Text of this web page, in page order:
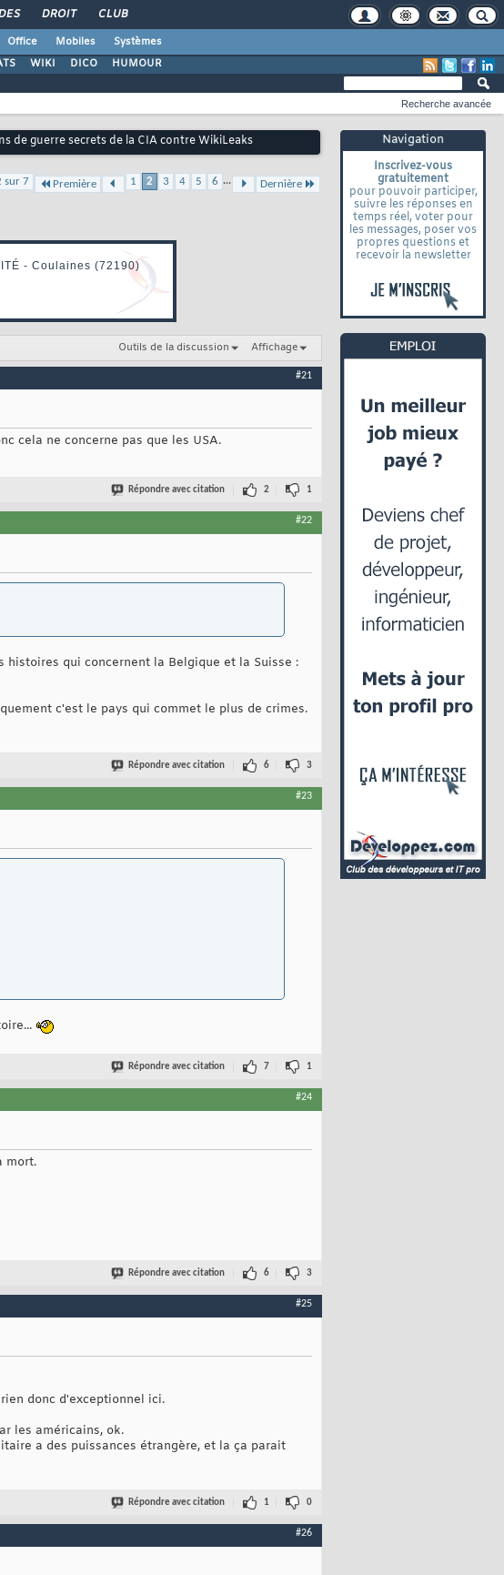
DROIT CLUB
Office Mobiles
Systèmes
WIKI DICO HUMOUR
Navigation
Inscrivez-vous
gratuitement
pour pouvoir participer,
suivre les réponses en
temps réel, voter pour
les messages, poser vos
propres questions et
recevoir la newsletter
Recherche avancée
de guerre secrets de la CIA contre WikiLeaks
sur 7 Première 1 2 3 4 5 6 ... Dernière
Outils de la discussion Affichage
#21
cela ne concerne pas que les USA.
Répondre avec citation 2 1
#22
qui concernent la Belgique et la Suisse :
c'est le pays qui commet le plus de crimes.
Répondre avec citation 6 3
#23
Répondre avec citation 7 1
#24
mort.
Répondre avec citation 6 3
#25
donc d'exceptionnel ici.
les américains, ok.
a des puissances étrangère, et la ça parait
Répondre avec citation 1 0
#26